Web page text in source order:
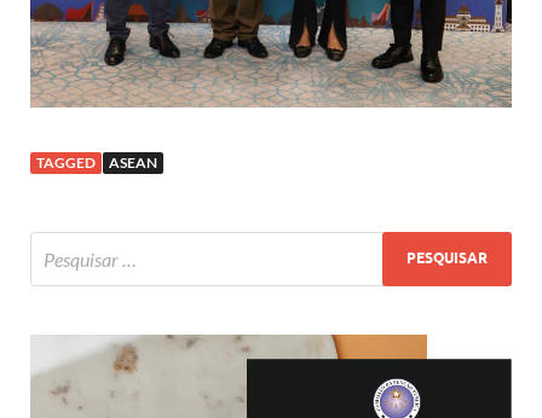
TAGGED ASEAN